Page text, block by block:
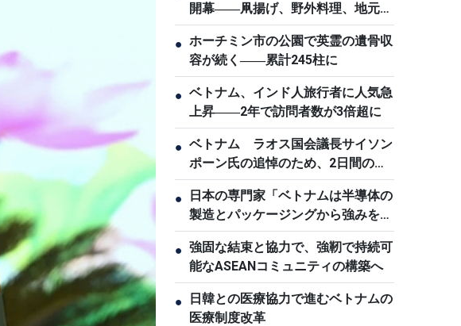
開幕――凧揚げ、野外料理、地元産
品の市など2日間
● ホーチミン市の公園で英霊の遺骨収
容が続く――累計245柱に
● ベトナム、インド人旅行者に人気急
上昇――2年で訪問者数が3倍超に
● ベトナム ラオス国会議長サイソン
ポーン氏の追悼のため、2日間の国
喪を執り行う
●
日本の専門家「ベトナムは半導体の
製造とパッケージングから強みを築
け」
● 強固な結束と協力で、強靭で持続可
能なASEANコミュニティの構築へ
●
日韓との医療協力で進むベトナムの
医療制度改革